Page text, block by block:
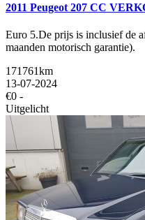
2011 Peugeot 207 CC
Euro 5.De prijs is inclusief de
maanden motorisch garantie).
171761km
13-07-2024
€0 -
Uitgelicht